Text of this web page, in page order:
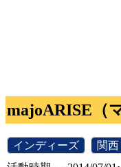
majoARISE（
インディーズ 関西